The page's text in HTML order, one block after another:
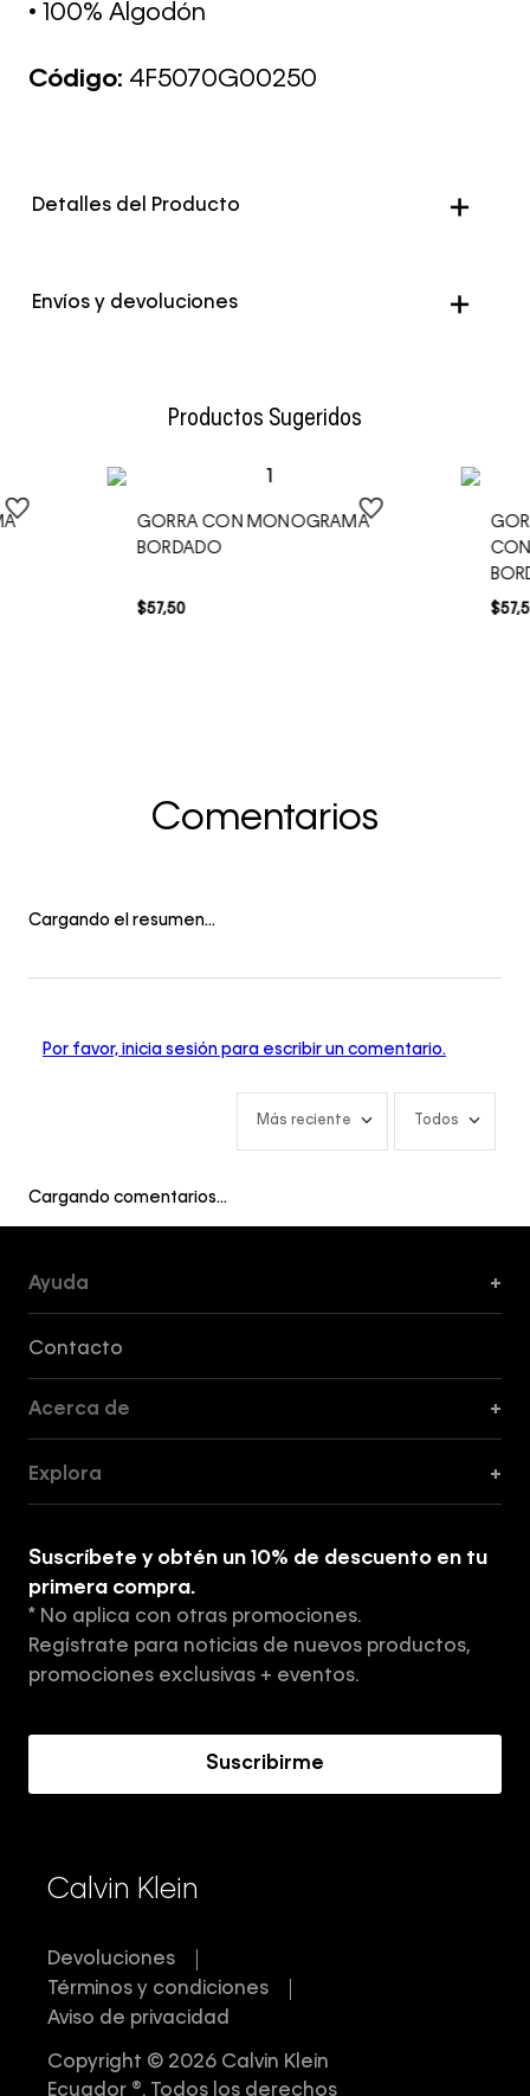
• 100% Algodón
Código: 4F5070G00250
Detalles del Producto
Color Khaki
Envíos y devoluciones
Productos Sugeridos
GORRA CON MONOGRAMA
BORDADO
$57,50 $57,
Comentarios
Cargando el resumen…
Por favor, inicia sesión para escribir un comentario.
Más reciente Todos
Cargando comentarios…
Ayuda +
Contacto
Acerca de +
Tiendas
Aviso de privacidad
Términos y Condiciones
Explora +
Suscríbete y obtén un 10% de descuento en tu
primera compra.
* No aplica con otras promociones.
Regístrate para noticias de nuevos productos,
promociones exclusivas + eventos.
Suscribirme
Calvin Klein
Devoluciones
Términos y condiciones
Aviso de privacidad
Copyright © 2026 Calvin Klein
Ecuador ®. Todos los derechos